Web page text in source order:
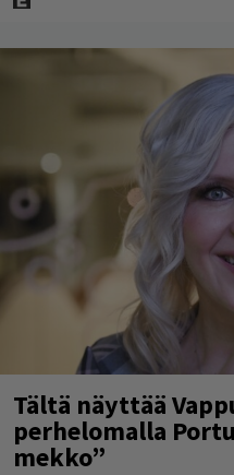
Tältä näyttää
perhelomalla
mekko”